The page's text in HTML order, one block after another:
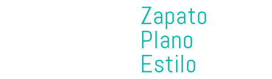
Zapato
Plano
Estilo